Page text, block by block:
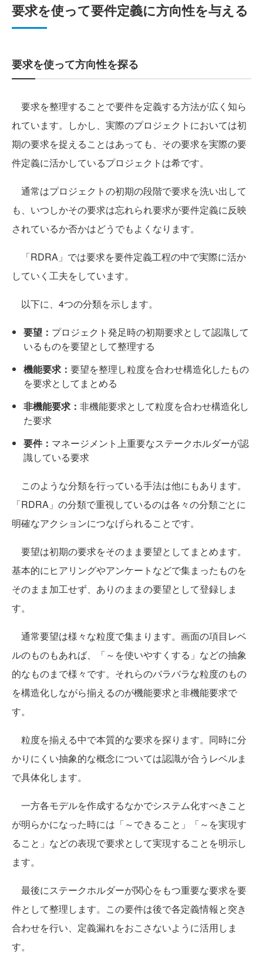
要求を使って要件定義に方向性を与える
要求を使って方向性を探る
要求を整理することで要件を定義する方法が広く知ら
れています。しかし、実際のプロジェクトにおいては初
期の要求を捉えることはあっても、その要求を実際の要
件定義に活かしているプロジェクトは希です。
通常はプロジェクトの初期の段階で要求を洗い出して
も、いつしかその要求は忘れられ要求が要件定義に反映
されているか否かはどうでもよくなります。
「RDRA」では要求を要件定義工程の中で実際に活か
していく工夫をしています。
以下に、4つの分類を示します。
要望： プロジェクト発足時の初期要求として認識して
いるものを要望として整理する
機能要求： 要望を整理し粒度を合わせ構造化したもの
を要求としてまとめる
非機能要求： 非機能要求として粒度を合わせ構造化し
た要求
要件： マネージメント上重要なステークホルダーが認
識している要求
このような分類を行っている手法は他にもあります。
「RDRA」の分類で重視しているのは各々の分類ごとに
明確なアクションにつなげられることです。
要望は初期の要求をそのまま要望としてまとめます。
基本的にヒアリングやアンケートなどで集まったものを
そのまま加工せず、ありのままの要望として登録しま
す。
通常要望は様々な粒度で集まります。画面の項目レベ
ルのものもあれば、「～を使いやすくする」などの抽象
的なものまで様々です。それらのバラバラな粒度のもの
を構造化しながら揃えるのが機能要求と非機能要求で
す。
粒度を揃える中で本質的な要求を探ります。同時に分
かりにくい抽象的な概念については認識が合うレベルま
で具体化します。
一方各モデルを作成するなかでシステム化すべきこと
が明らかになった時には「～できること」「～を実現す
ること」などの表現で要求として実現することを明示し
ます。
最後にステークホルダーが関心をもつ重要な要求を要
件として整理します。この要件は後で各定義情報と突き
合わせを行い、定義漏れをおこさないように活用しま
す。